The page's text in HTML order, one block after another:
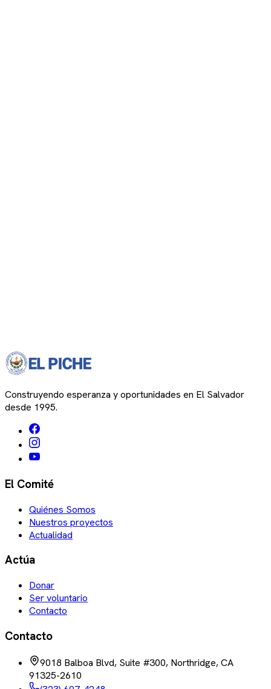
Construyendo esperanza y oportunidades en El Salvador
desde 1995.
El Comité
Quiénes Somos
Nuestros proyectos
Actualidad
Actúa
Donar
Ser voluntario
Contacto
Contacto
9018 Balboa Blvd, Suite #300, Northridge, CA
91325-2610